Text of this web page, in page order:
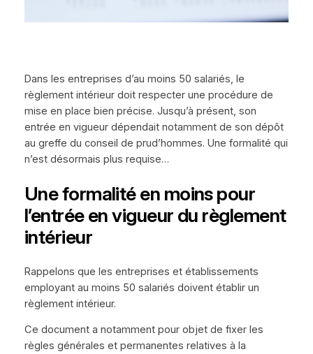
Dans les entreprises d’au moins 50 salariés, le
règlement intérieur doit respecter une procédure de
mise en place bien précise. Jusqu’à présent, son
entrée en vigueur dépendait notamment de son dépôt
au greffe du conseil de prud’hommes. Une formalité qui
n’est désormais plus requise…
Une formalité en moins pour
l’entrée en vigueur du règlement
intérieur
Rappelons que les entreprises et établissements
employant au moins 50 salariés doivent établir un
règlement intérieur.
Ce document a notamment pour objet de fixer les
règles générales et permanentes relatives à la